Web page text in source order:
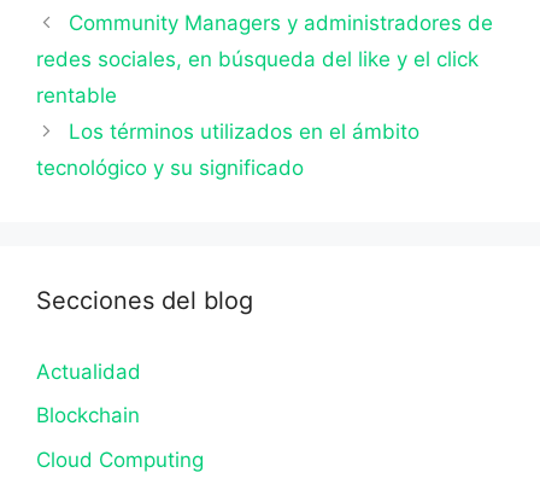
Community Managers y administradores de
redes sociales, en búsqueda del like y el click
rentable
Los términos utilizados en el ámbito
tecnológico y su significado
Secciones del blog
Actualidad
Blockchain
Cloud Computing